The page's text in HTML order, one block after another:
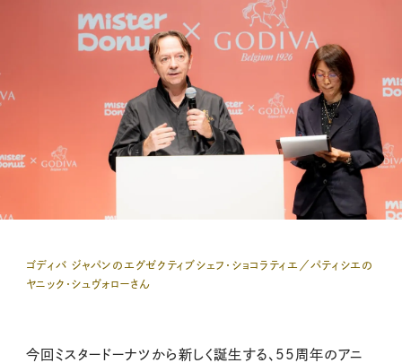
ゴディバ ジャパンのエグゼクティブシェフ・ショコラティエ／パティシエの
ヤニック・シュヴォローさん
今回ミスタードーナツから新しく誕生する、55周年のアニ